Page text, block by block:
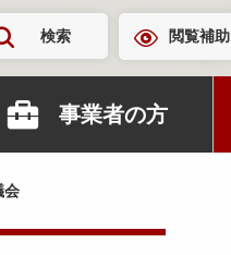
検索 閲覧補助
事業者の方
会